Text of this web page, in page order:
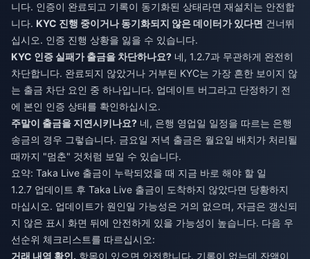
니다. 인증이 완료되고 기록이 동기화된 상태라면 재설치는 안전합
니다. KYC 진행 중이거나 동기화되지 않은 데이터가 있다면 건너뛰
십시오. 인증 진행 상황을 잃을 수 있습니다.
KYC 인증 실패가 출금을 차단하나요? 네, 1.2.7과 무관하게 완전히
차단합니다. 완료되지 않았거나 거부된 KYC는 가장 흔한 보이지 않
는 출금 차단 요인 중 하나입니다. 업데이트 버그라고 단정하기 전
에 본인 인증 상태를 확인하십시오.
주말이 출금을 지연시키나요? 네, 은행 영업일 일정을 따르는 은행
송금의 경우 그렇습니다. 금요일 저녁 출금은 월요일 배치가 처리될
때까지 "멈춘" 것처럼 보일 수 있습니다.
요약: Taka Live 출금이 누락되었을 때 지금 바로 해야 할 일
1.2.7 업데이트 후 Taka Live 출금이 도착하지 않았다면 당황하지
마십시오. 업데이트가 원인일 가능성은 거의 없으며, 자금은 갱신되
지 않은 표시 화면 뒤에 안전하게 있을 가능성이 높습니다. 다음 우
선순위 체크리스트를 따르십시오:
거래 내역 확인. 항목이 있으면 안전합니다. 기록이 없는데 잔액이